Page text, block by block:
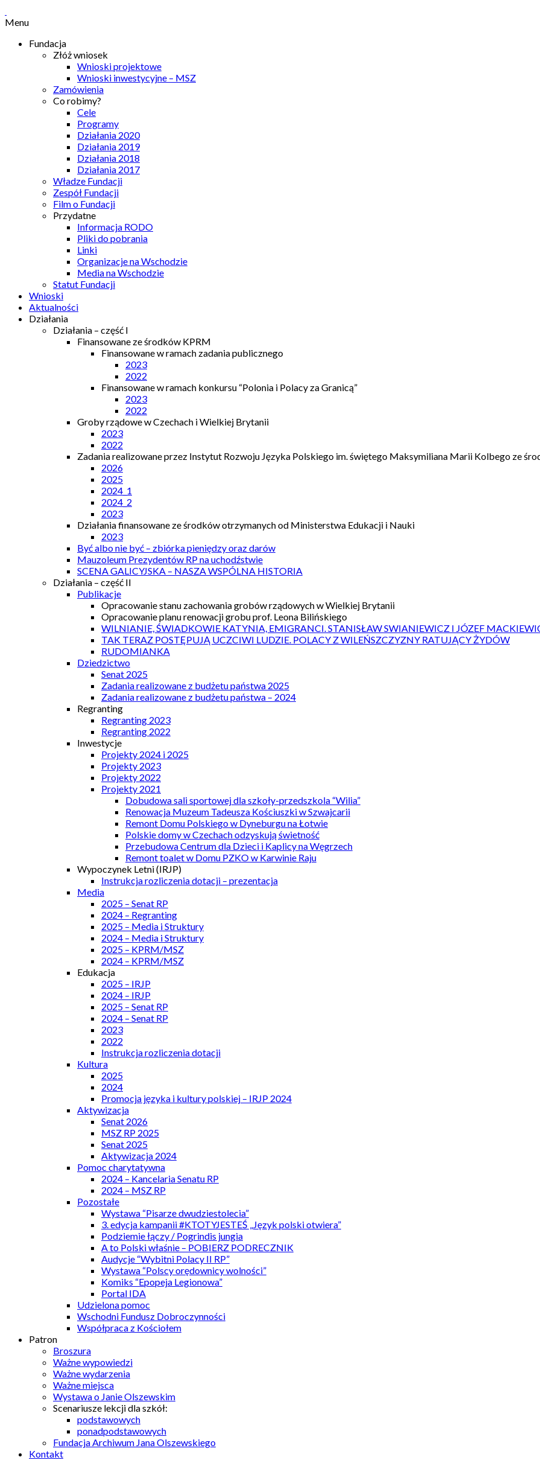
Menu
Fundacja
Złóż wniosek
Wnioski projektowe
Wnioski inwestycyjne – MSZ
Zamówienia
Co robimy?
Cele
Programy
Działania 2020
Działania 2019
Działania 2018
Działania 2017
Władze Fundacji
Zespół Fundacji
Film o Fundacji
Przydatne
Informacja RODO
Pliki do pobrania
Linki
Organizacje na Wschodzie
Media na Wschodzie
Statut Fundacji
Wnioski
Aktualności
Działania
Działania – część I
Finansowane ze środków KPRM
Finansowane w ramach zadania publicznego
2023
2022
Finansowane w ramach konkursu “Polonia i Polacy za Granicą”
2023
2022
Groby rządowe w Czechach i Wielkiej Brytanii
2023
2022
Zadania realizowane przez Instytut Rozwoju Języka Polskiego im. świętego Maksymiliana Marii Kolbego ze
2026
2025
2024_1
2024_2
2023
Działania finansowane ze środków otrzymanych od Ministerstwa Edukacji i Nauki
2023
Być albo nie być – zbiórka pieniędzy oraz darów
Mauzoleum Prezydentów RP na uchodźstwie
SCENA GALICYJSKA – NASZA WSPÓLNA HISTORIA
Działania – część II
Publikacje
Opracowanie stanu zachowania grobów rządowych w Wielkiej Brytanii
Opracowanie planu renowacji grobu prof. Leona Bilińskiego
WILNIANIE, ŚWIADKOWIE KATYNIA, EMIGRANCI. STANISŁAW SWIANIEWICZ I JÓZEF
TAK TERAZ POSTĘPUJĄ UCZCIWI LUDZIE. POLACY Z WILEŃSZCZYZNY RATUJĄCY ŻYDÓW
RUDOMIANKA
Dziedzictwo
Senat 2025
Zadania realizowane z budżetu państwa 2025
Zadania realizowane z budżetu państwa – 2024
Regranting
Regranting 2023
Regranting 2022
Inwestycje
Projekty 2024 i 2025
Projekty 2023
Projekty 2022
Projekty 2021
Dobudowa sali sportowej dla szkoły-przedszkola “Wilia”
Renowacja Muzeum Tadeusza Kościuszki w Szwajcarii
Remont Domu Polskiego w Dyneburgu na Łotwie
Polskie domy w Czechach odzyskują świetność
Przebudowa Centrum dla Dzieci i Kaplicy na Węgrzech
Remont toalet w Domu PZKO w Karwinie Raju
Wypoczynek Letni (IRJP)
Instrukcja rozliczenia dotacji – prezentacja
Media
2025 – Senat RP
2024 – Regranting
2025 – Media i Struktury
2024 – Media i Struktury
2025 – KPRM/MSZ
2024 – KPRM/MSZ
Edukacja
2025 – IRJP
2024 – IRJP
2025 – Senat RP
2024 – Senat RP
2023
2022
Instrukcja rozliczenia dotacji
Kultura
2025
2024
Promocja języka i kultury polskiej – IRJP 2024
Aktywizacja
Senat 2026
MSZ RP 2025
Senat 2025
Aktywizacja 2024
Pomoc charytatywna
2024 – Kancelaria Senatu RP
2024 – MSZ RP
Pozostałe
Wystawa “Pisarze dwudziestolecia”
3. edycja kampanii #KTOTYJESTEŚ „Język polski otwiera”
Podziemie łączy / Pogrindis jungia
A to Polski właśnie – POBIERZ PODRECZNIK
Audycje “Wybitni Polacy II RP”
Wystawa “Polscy orędownicy wolności”
Komiks “Epopeja Legionowa”
Portal IDA
Udzielona pomoc
Wschodni Fundusz Dobroczynności
Współpraca z Kościołem
Patron
Broszura
Ważne wypowiedzi
Ważne wydarzenia
Ważne miejsca
Wystawa o Janie Olszewskim
Scenariusze lekcji dla szkół:
podstawowych
ponadpodstawowych
Fundacja Archiwum Jana Olszewskiego
Kontakt